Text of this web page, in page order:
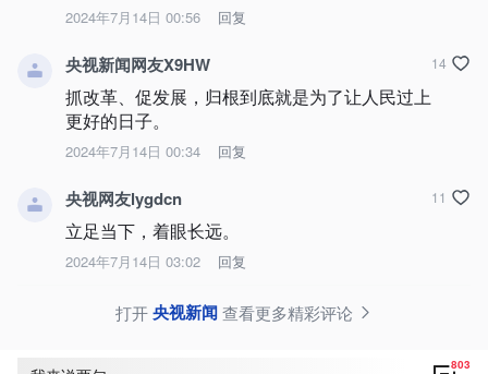
2024年7月14日 00:56 回复
央视新闻网友X9HW
抓改革、促发展，归根到底就是为了让人民过上
更好的日子。
2024年7月14日 00:34 回复
14
央视网友lygdcn
立足当下，着眼长远。
2024年7月14日 03:02 回复
11
打开央视新闻查看更多精彩评论
803